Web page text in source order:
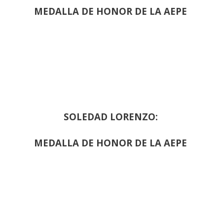
MEDALLA DE HONOR DE LA AEPE
SOLEDAD LORENZO:
MEDALLA DE HONOR DE LA AEPE